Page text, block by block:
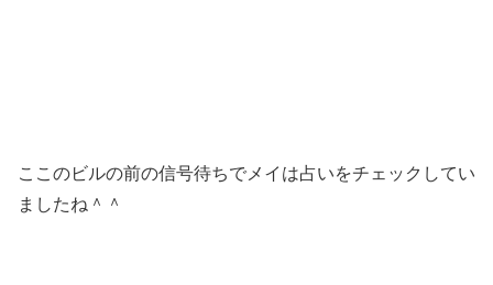
ここのビルの前の信号待ちでメイは占いをチェックしてい
ましたね＾＾